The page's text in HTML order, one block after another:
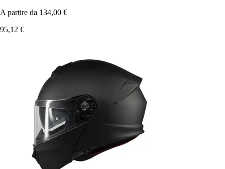
A partire da 134,00 €
95,12 €